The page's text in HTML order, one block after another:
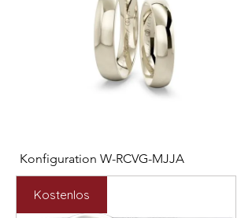
Konfiguration W-RCVG-MJJA
Preis
2.531,00 €
Preis
Kostenlos